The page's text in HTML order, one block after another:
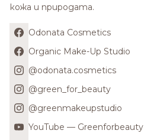
кожа и природата.
Odonata Cosmetics
Organic Make-Up Studio
@odonata.cosmetics
@green_for_beauty
@greenmakeupstudio
YouTube — Greenforbeauty